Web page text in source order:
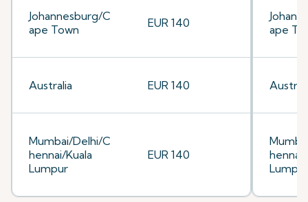
Johannesburg/C
ape Town
EUR 140
Australia EUR 140
Mumbai/Delhi/C
hennai/Kuala
Lumpur
EUR 140
ape
hennai/
Lumpur